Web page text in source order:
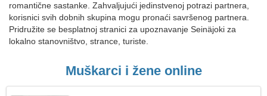
romantične sastanke. Zahvaljujući jedinstvenoj potrazi partnera,
korisnici svih dobnih skupina mogu pronaći savršenog partnera.
Pridružite se besplatnoj stranici za upoznavanje Seinäjoki za
lokalno stanovništvo, strance, turiste.
Muškarci i žene online